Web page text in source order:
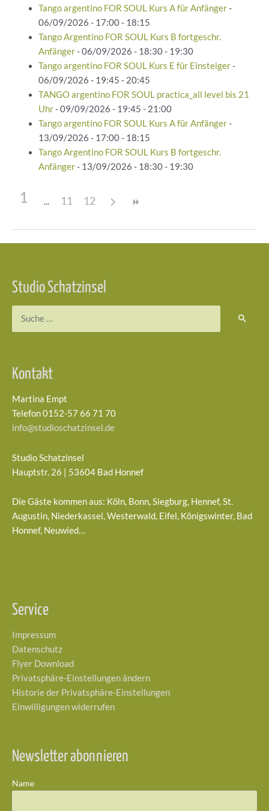
Tango argentino FOR SOUL Kurs A für Anfänger-
06/09/2026 - 17:00 - 18:15
Tango Argentino FOR SOUL Kurs B fortgeschr.
Anfänger- 06/09/2026 - 18:30 - 19:30
Tango argentino FOR SOUL Kurs E für Einsteiger-
06/09/2026 - 19:45 - 20:45
TANGO argentino FOR SOUL practica_all level bis 21
Uhr- 09/09/2026 - 19:45 - 21:00
Tango argentino FOR SOUL Kurs A für Anfänger-
13/09/2026 - 17:00 - 18:15
Tango Argentino FOR SOUL Kurs B fortgeschr.
Anfänger- 13/09/2026 - 18:30 - 19:30
1 11 12
Studio Schatzinsel
Kontakt
Martina Empt
Telefon 0152-57 66 71 70
info@studioschatzinsel.de
Studio Schatzinsel
Hauptstr. 26 | 53604 Bad Honnef
Die Gäste kommen aus: Köln, Bonn, Siegburg, Hennef, St.
Augustin, Niederkassel, Westerwald, Eifel, Königswinter, Bad
Honnef, Neuwied…
Service
Impressum
Datenschutz
Flyer Download
Privatsphäre-Einstellungen ändern
Historie der Privatsphäre-Einstellungen
Einwilligungen widerrufen
Newsletter abonnieren
Name